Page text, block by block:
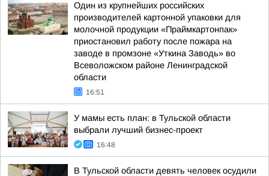
Один из крупнейших российских
производителей картонной упаковки для
молочной продукции «Праймкартонпак»
приостановил работу после пожара на
заводе в промзоне «Уткина Заводь» во
Всеволожском районе Ленинградской
области
16:51
У мамы есть план: в Тульской области
выбрали лучший бизнес-проект
16:48
В Тульской области девять человек осудили